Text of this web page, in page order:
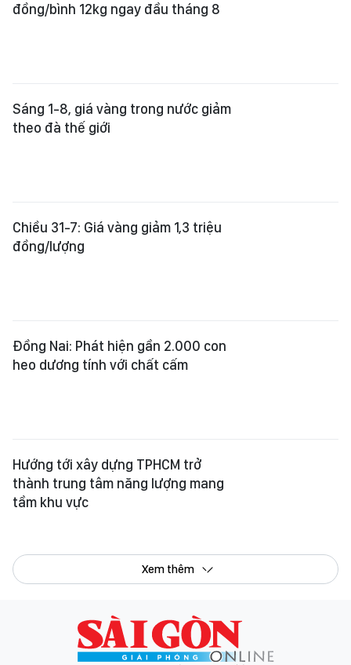
đồng/bình 12kg ngay đầu tháng 8
Sáng 1-8, giá vàng trong nước giảm
theo đà thế giới
Chiều 31-7: Giá vàng giảm 1,3 triệu
đồng/lượng
Đồng Nai: Phát hiện gần 2.000 con
heo dương tính với chất cấm
Hướng tới xây dựng TPHCM trở
thành trung tâm năng lượng mang
tầm khu vực
Xem thêm